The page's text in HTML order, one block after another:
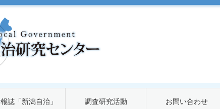
誌「新潟自治」 調査研究活動 お問い合わせ